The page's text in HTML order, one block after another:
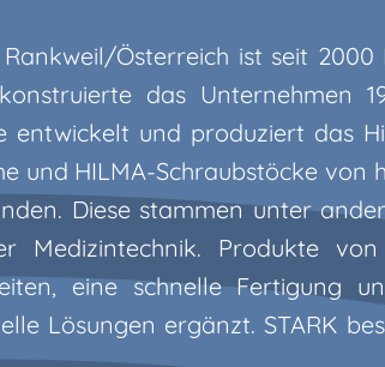
Österreich ist seit 2000
das Unternehmen
entwickelt und produziert das
und HILMA-Schraubstöcke von
Diese stammen unter
Produkte von
eine schnelle Fertigung
Lösungen ergänzt. STARK